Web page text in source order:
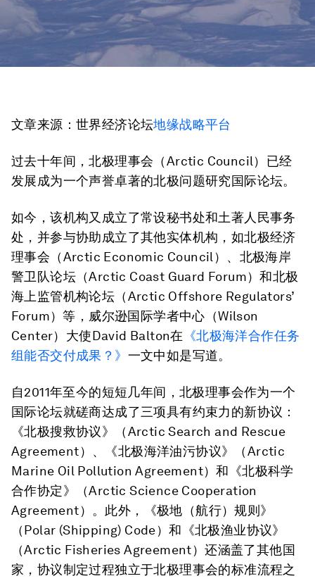
文章来源：世界经济论坛地缘战略平台
过去十年间，北极理事会（Arctic Council）已经
发展成为一个声誉卓著的北极问题研究国际论坛。
如今，该机构又成立了常设秘书处和土著人民事务
处，并参与协助成立了其他实体机构，如北极经济
理事会（Arctic Economic Council）、北极海岸
警卫队论坛（Arctic Coast Guard Forum）和北极
海上监管机构论坛（Arctic Offshore Regulators’
Forum）等，威尔逊国际学者中心（Wilson
Center）大使David Balton在 《北极海洋合作任务
组能否交付成果？》 一文中如是写道。
自2011年至今的短短几年间，北极理事会作为一个
国际论坛就磋商达成了三项具有约束力的新协议：
《北极搜救协议》（Arctic Search and Rescue
Agreement）、《北极海洋油污协议》（Arctic
Marine Oil Pollution Agreement）和《北极科学
合作协定》（Arctic Science Cooperation
Agreement）。此外，《极地（航行）规则》
（Polar (Shipping) Code）和《北极渔业协议》
（Arctic Fisheries Agreement）还涵盖了其他国
家，协议制定过程独立于北极理事会的标准流程之